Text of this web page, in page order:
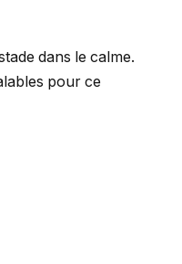
dans le calme.
pour ce